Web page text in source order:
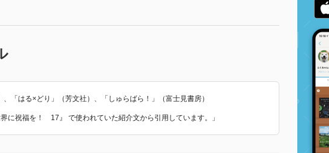
、「はる×どり」（芳文社）、「しゅらばら！」（富士見書房）
に祝福を！ 17』 で使われていた紹介文から引用しています。」